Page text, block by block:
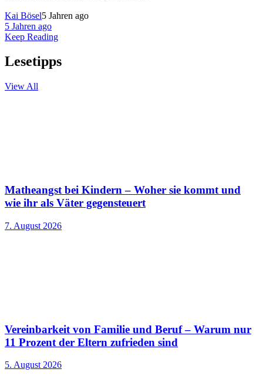
Kai Bösel5 Jahren ago
5 Jahren ago
Keep Reading
Lesetipps
View All
Matheangst bei Kindern – Woher sie kommt und
wie ihr als Väter gegensteuert
7. August 2026
Vereinbarkeit von Familie und Beruf – Warum nur
11 Prozent der Eltern zufrieden sind
5. August 2026